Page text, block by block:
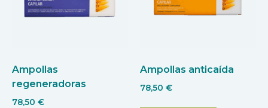
Ampollas
regeneradoras
78,50 €
Ampollas anticaída
78,50 €